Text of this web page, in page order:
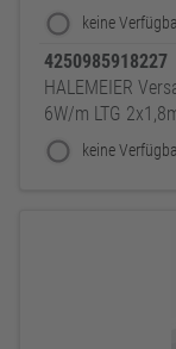
keine
4250985918227
HALEMEIER
6W/m LTG
keine